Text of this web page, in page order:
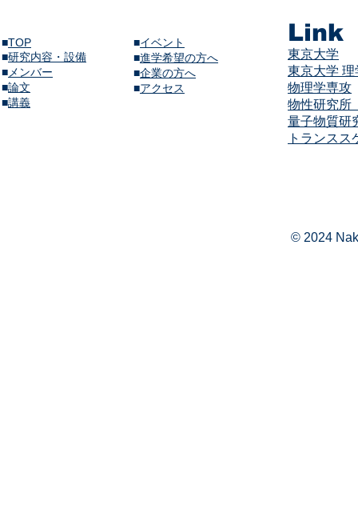
■TOP
■研究内容・設備
■ メンバー
​■論文
​■講義​
■イベント
​■進学希望の方へ
■企業の方へ
​■アクセス
Link
東京大学
東京大学
物理学専攻
物性研究所
量子物質研
トランス
© 2024